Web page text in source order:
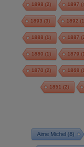
1898 (2) 1897
1893 (3) 1892
1888 (1) 1887
1880 (1) 1879
1870 (2) 1868
1851 (2)
Aime Michel(8)